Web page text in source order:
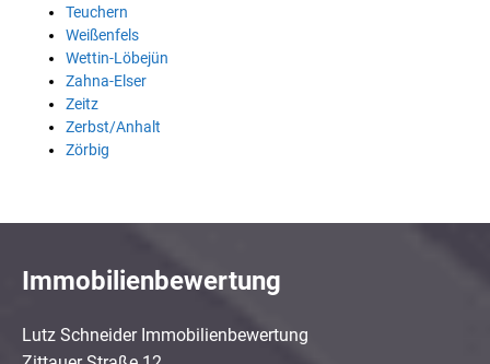
Teuchern
Weißenfels
Wettin-Löbejün
Zahna-Elser
Zeitz
Zerbst/Anhalt
Zörbig
Immobilienbewertung
Lutz Schneider Immobilienbewertung